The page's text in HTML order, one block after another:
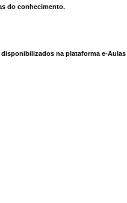
do conhecimento.
na plataforma e-Aulas